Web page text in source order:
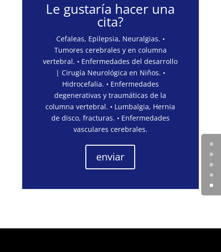
Le gustaría hacer una
cita?
Cefaleas, Epilepsia, Neuralgias. •
Tumores cerebrales y en columna
vertebral. • Enfermedades del desarrollo
| Cirugía Neurológica en Niños. •
Hidrocefalia. • Enfermedades
degenerativas y traumáticas de la
columna vertebral. • Lumbalgia, Hernia
de disco, fracturas. • Enfermedades
vasculares cerebrales.
enviar